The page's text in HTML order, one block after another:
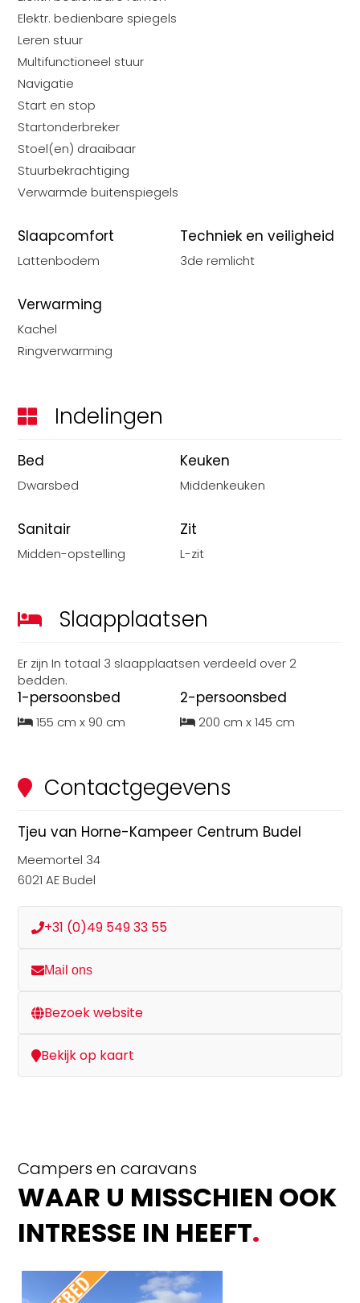
Elektr. bedienbare spiegels
Leren stuur
Multifunctioneel stuur
Navigatie
Start en stop
Startonderbreker
Stoel(en) draaibaar
Stuurbekrachtiging
Verwarmde buitenspiegels
Slaapcomfort
Lattenbodem
Techniek en veiligheid
3de remlicht
Verwarming
Kachel
Ringverwarming
Indelingen
Bed
Dwarsbed
Keuken
Middenkeuken
Sanitair
Midden-opstelling
Zit
L-zit
Slaapplaatsen
Er zijn In totaal 3 slaapplaatsen verdeeld over 2
bedden.
1-persoonsbed
155 cm x 90 cm
2-persoonsbed
200 cm x 145 cm
Contactgegevens
Tjeu van Horne-Kampeer Centrum Budel
Meemortel 34
6021 AE Budel
+31 (0)49 549 33 55
Mail ons
Bezoek website
Bekijk op kaart
Campers en caravans
WAAR U MISSCHIEN OOK
INTRESSE IN HEEFT.